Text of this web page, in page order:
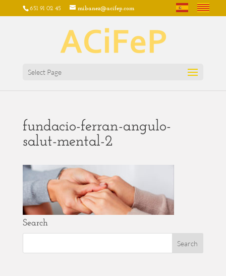
651 91 02 45 mibanez@acifep.com
Select Page
fundacio-ferran-angulo-
salut-mental-2
Search